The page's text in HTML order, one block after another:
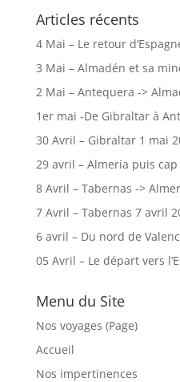
Articles récents
4 Mai – Le retour
3 Mai – Almadén et sa
2 Mai – Antequera ->
1er mai -De Gibraltar à
30 Avril – Gibraltar 1 mai
29 avril – Almería puis
8 Avril – Tabernas ->
7 Avril – Tabernas 7 avril
6 avril – Du nord de
05 Avril – Le départ vers
Menu du Site
Nos voyages (Page)
Accueil
Nos impertinences